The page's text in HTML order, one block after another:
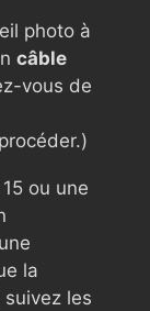
photo à
câble
vous de
ou une
la
les